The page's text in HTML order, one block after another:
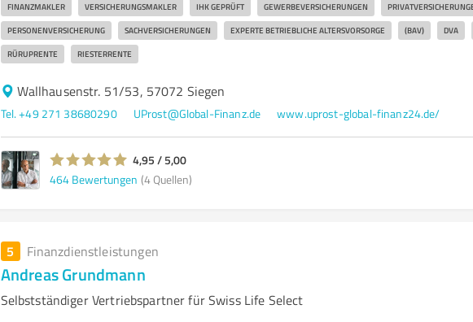
FINANZMAKLER VERSICHERUNGSMAKLER IHK GEPRÜFT GEWERBEVERSICHERUNGEN
PERSONENVERSICHERUNG SACHVERSICHERUNGEN EXPERTE BETRIEBLICHE ALTERSVORSORGE (BAV) DVA
RÜRUPRENTE RIESTERRENTE
Wallhausenstr. 51/53, 57072 Siegen
Tel. +49 271 38680290 UProst@Global-Finanz.de www.uprost-global-finanz24.de/
4,95 / 5,00
464 Bewertungen (4 Quellen)
5 Finanzdienstleistungen
Andreas Grundmann
Selbstständiger Vertriebspartner für Swiss Life Select